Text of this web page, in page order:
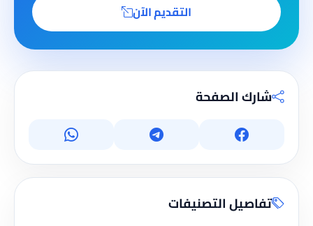
التقديم الآن
شارك الصفحة
تفاصيل التصنيفات